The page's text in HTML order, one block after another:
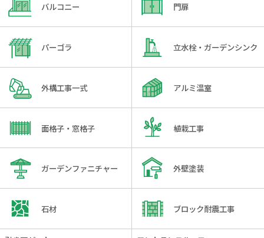
バルコニー 門扉
パーゴラ 立水栓・ガーデンシンク
外構工事一式 アルミ温室
面格子・窓格子 植栽工事
ガーデンファニチャー 外壁塗装
石材 ブロック耐震工事